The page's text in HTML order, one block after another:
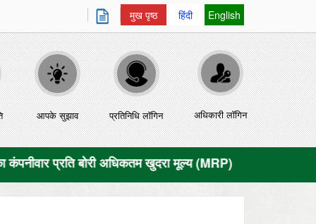
मुख पृष्ठ हिंदी English
आपके सुझाव प्रतिनिधि लॉगिन अधिकारी लॉगिन
बोरी अधिकतम खुदरा मूल्य (MRP) से संबंधित जानकारी प्राप्त